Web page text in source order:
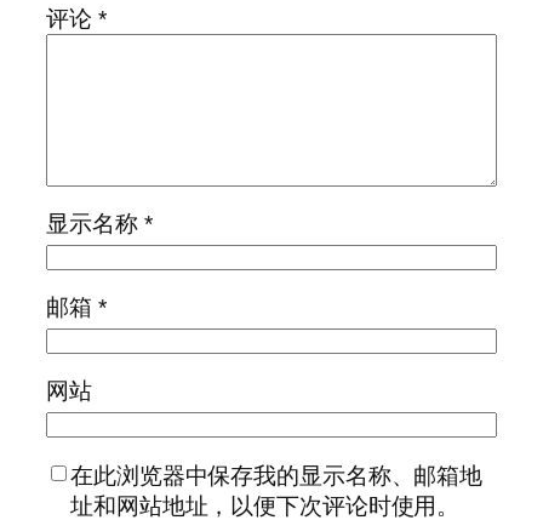
评论 *
显示名称 *
邮箱 *
网站
在此浏览器中保存我的显示名称、邮箱地
址和网站地址，以便下次评论时使用。